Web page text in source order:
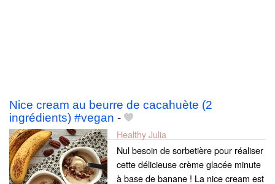
Nice cream au beurre de cacahuète (2
ingrédients) #vegan -
Healthy Julia
Nul besoin de sorbetière pour réaliser
cette délicieuse crème glacée minute
à base de banane ! La nice cream est